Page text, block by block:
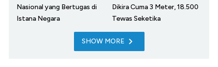
Nasional yang Bertugas di
Istana Negara
Dikira Cuma 3 Meter, 18.500
Tewas Seketika
SHOW MORE